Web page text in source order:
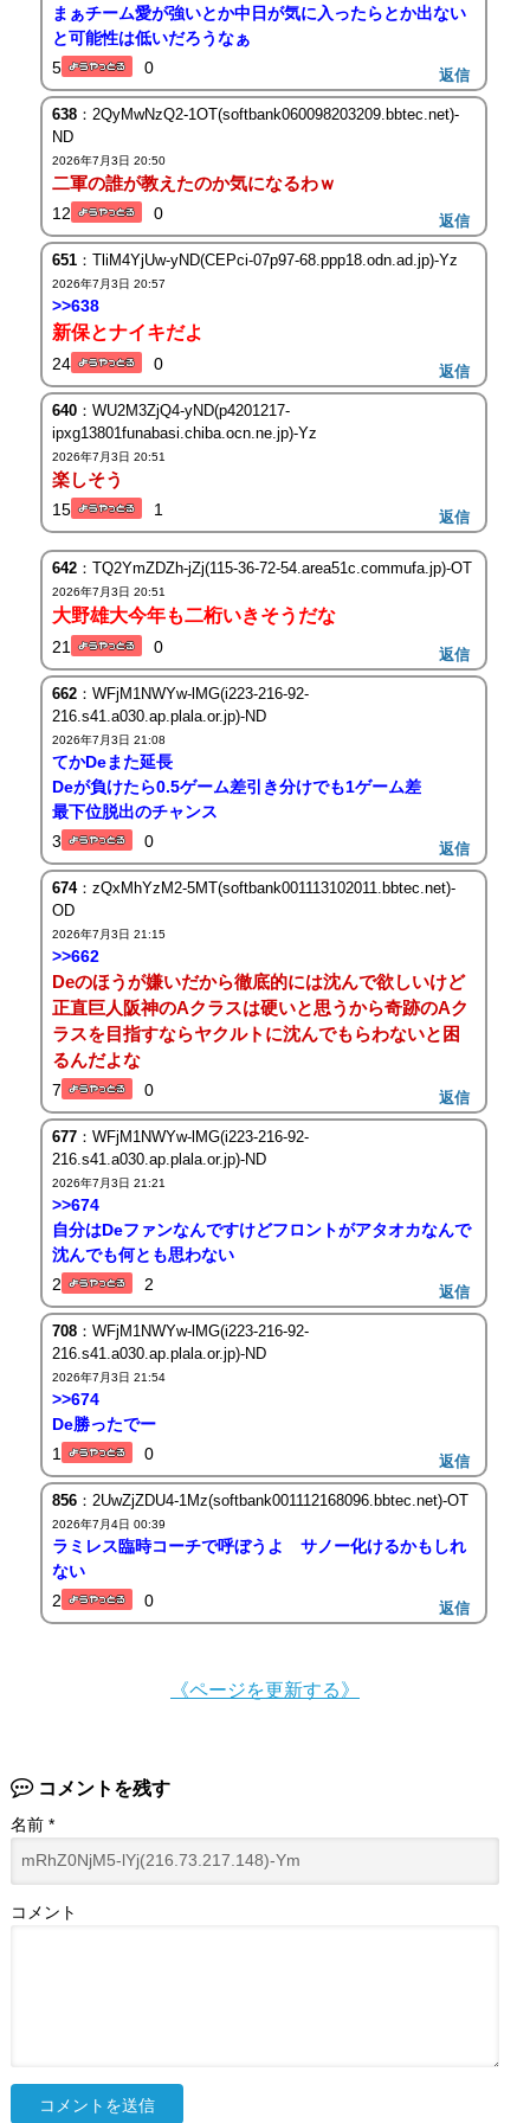
まぁチーム愛が強いとか中日が気に入ったらとか出ない
と可能性は低いだろうなぁ
5
0 返信
638：2QyMwNzQ2-1OT(softbank060098203209.bbtec.net)-
ND
2026年7月3日 20:50
二軍の誰が教えたのか気になるわｗ
12 0 返信
651：TliM4YjUw-yND(CEPci-07p97-68.ppp18.odn.ad.jp)-Yz
2026年7月3日 20:57
>>638
新保とナイキだよ
24 0 返信
640：WU2M3ZjQ4-yND(p4201217-
ipxg13801funabasi.chiba.ocn.ne.jp)-Yz
2026年7月3日 20:51
楽しそう
15 1 返信
642：TQ2YmZDZh-jZj(115-36-72-54.area51c.commufa.jp)-OT
2026年7月3日 20:51
大野雄大今年も二桁いきそうだな
21 0 返信
662：WFjM1NWYw-lMG(i223-216-92-
216.s41.a030.ap.plala.or.jp)-ND
2026年7月3日 21:08
てかDeまた延長
Deが負けたら0.5ゲーム差引き分けでも1ゲーム差
最下位脱出のチャンス
3
0 返信
674：zQxMhYzM2-5MT(softbank001113102011.bbtec.net)-
OD
2026年7月3日 21:15
>>662
Deのほうが嫌いだから徹底的には沈んで欲しいけど
正直巨人阪神のAクラスは硬いと思うから奇跡のAク
ラスを目指すならヤクルトに沈んでもらわないと困
るんだよな
7 0 返信
677：WFjM1NWYw-lMG(i223-216-92-
216.s41.a030.ap.plala.or.jp)-ND
2026年7月3日 21:21
>>674
自分はDeファンなんですけどフロントがアタオカなんで
沈んでも何とも思わない
2
2 返信
708：WFjM1NWYw-lMG(i223-216-92-
216.s41.a030.ap.plala.or.jp)-ND
2026年7月3日 21:54
>>674
De勝ったでー
1
0 返信
856：2UwZjZDU4-1Mz(softbank001112168096.bbtec.net)-OT
2026年7月4日 00:39
ラミレス臨時コーチで呼ぼうよ サノー化けるかもしれ
ない
2
0 返信
《ページを更新する》
コメントを残す
名前 *
コメント